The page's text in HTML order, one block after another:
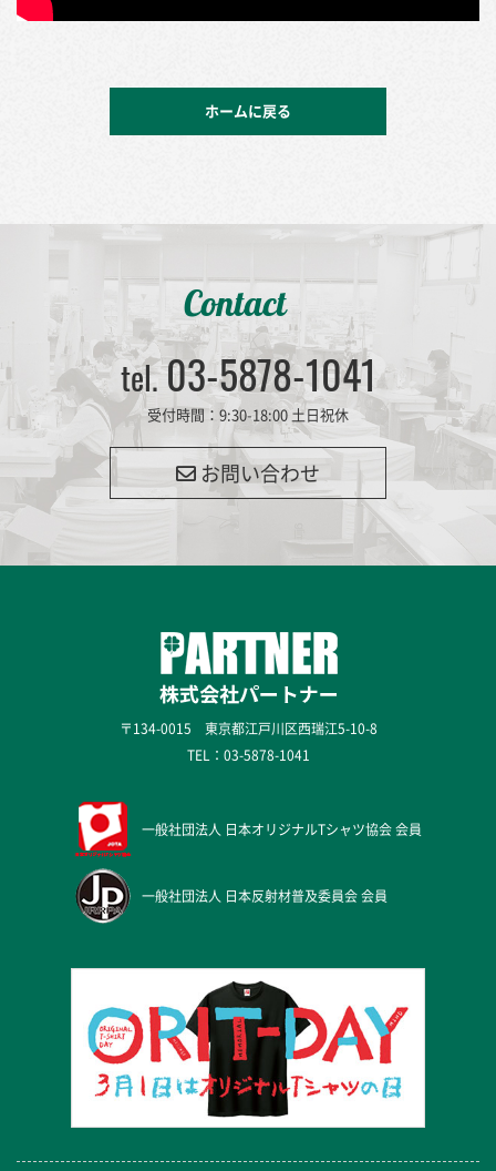
ホームに戻る
Contact
tel.03-5878-1041
受付時間：9:30-18:00 土日祝休
お問い合わせ
〒134-0015 東京都江戸川区西瑞江5-10-8
TEL： 03-5878-1041
一般社団法人 日本オリジナルTシャツ協会 会員
一般社団法人 日本反射材普及委員会 会員